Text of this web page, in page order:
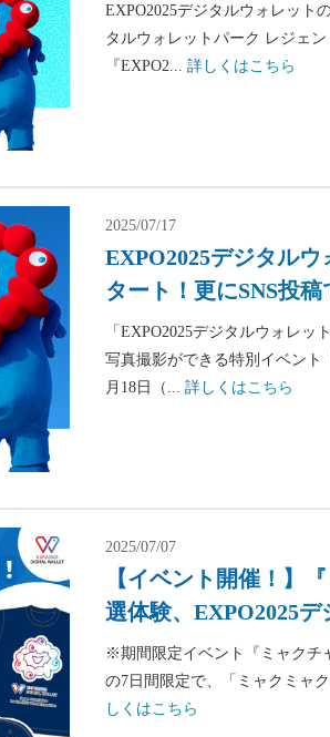
EXPO2025デジタルウォレット
タルウォレットパーク レジェ
『EXPO2... 詳しくはこちら
2025/07/17
EXPO2025デジタル
タート！更にSNS投
「EXPO2025デジタルウォレ
写真撮影ができる特別イベント
月18日（... 詳しくはこちら
2025/07/07
【イベント開催！】
選体験、EXPO2025
※期間限定イベント『ミャクチ
の7日間限定で、「ミャクミャ
しくはこちら